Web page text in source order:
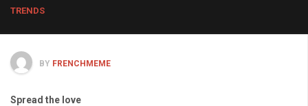
TRENDS
BY FRENCHMEME
Spread the love